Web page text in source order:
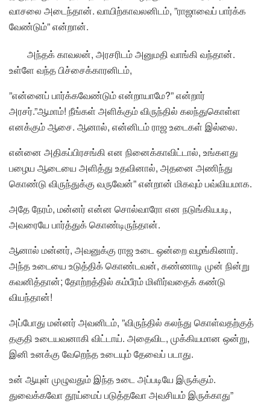
வாசலை அடைந்தான். வாயிற்காவலனிடம், ”ராஜாவைப் பார்க்க
வேண்டும்” என்றான்.
அந்தக் காவலன், அரசரிடம் அனுமதி வாங்கி வந்தான்.
உள்ளே வந்த பிச்சைக்காரனிடம்,
”என்னைப் பார்க்கவேண்டும் என்றாயாமே?” என்றார்
அரசர்.”ஆமாம்! நீங்கள் அளிக்கும் விருந்தில் கலந்துகொள்ள
எனக்கும் ஆசை. ஆனால், என்னிடம் ராஜ உடைகள் இல்லை.
என்னை அதிகப்பிரசங்கி என நினைக்காவிட்டால், உங்களது
பழைய ஆடையை அளித்து உதவினால், அதனை அணிந்து
கொண்டு விருந்துக்கு வருவேன்” என்றான் மிகவும் பவ்வியமாக.
அதே நேரம், மன்னர் என்ன சொல்வாரோ என நடுங்கியபடி,
அவரையே பார்த்துக் கொண்டிருந்தான்.
ஆனால் மன்னர், அவனுக்கு ராஜ உடை ஒன்றை வழங்கினார்.
அந்த உடையை உடுத்திக் கொண்டவன், கண்ணாடி முன் நின்று
கவனித்தான்; தோற்றத்தில் கம்பீரம் மிளிர்வதைக் கண்டு
வியந்தான்!
அப்போது மன்னர் அவனிடம், ”விருந்தில் கலந்து கொள்வதற்குத்
தகுதி உடையவனாகி விட்டாய். அதைவிட, முக்கியமான ஒன்று,
இனி உனக்கு வேறெந்த உடையும் தேவைப் படாது.
உன் ஆயுள் முழுவதும் இந்த உடை அப்படியே இருக்கும்.
துவைக்கவோ தூய்மைப் படுத்தவோ அவசியம் இருக்காது”